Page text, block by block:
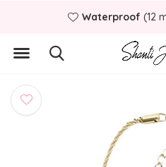
Waterproof (12